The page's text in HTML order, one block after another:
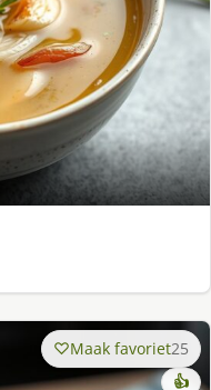
Maak favoriet25
👍